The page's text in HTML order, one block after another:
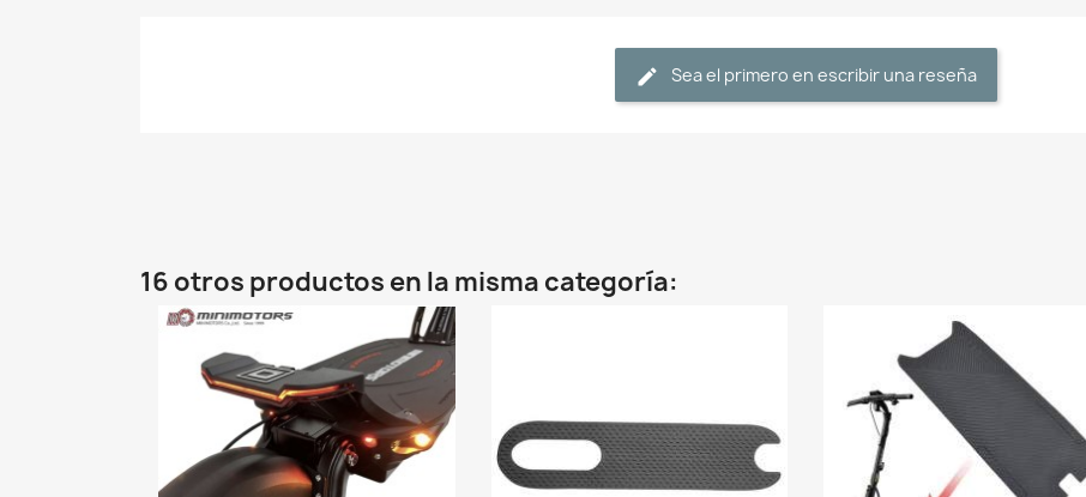
Sea el primero en escribir una reseña
16 otros productos en la misma categoría: